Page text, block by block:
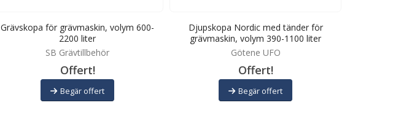
Grävskopa för grävmaskin, volym 600-
2200 liter
SB Grävtillbehör
Offert!
Begär offert
Djupskopa Nordic med tänder för
grävmaskin, volym 390-1100 liter
Götene UFO
Offert!
Begär offert